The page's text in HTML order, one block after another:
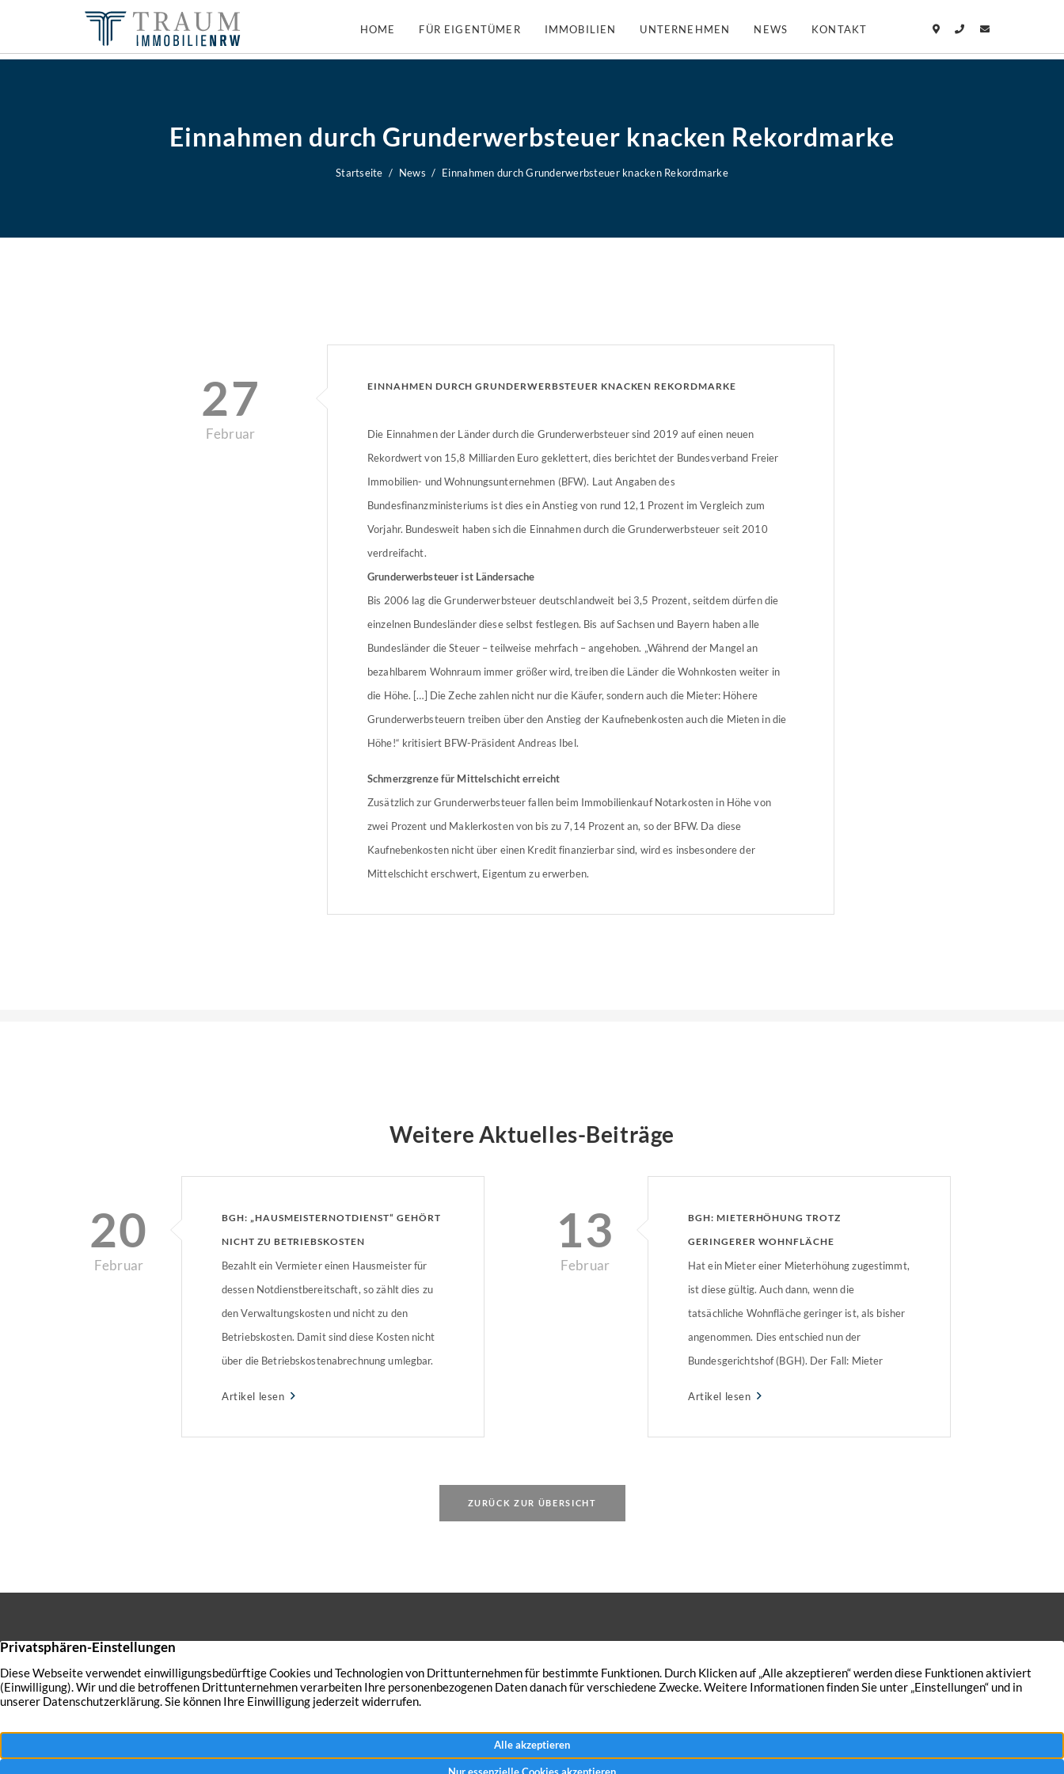
HOME FÜR EIGENTÜMER IMMOBILIEN UNTERNEHMEN NEWS KONTAKT
Einnahmen durch Grunderwerbsteuer knacken Rekordmarke
Startseite News Einnahmen durch Grunderwerbsteuer knacken Rekordmarke
27
Februar
EINNAHMEN DURCH GRUNDERWERBSTEUER KNACKEN REKORDMARKE
Die Einnahmen der Länder durch die Grunderwerbsteuer sind 2019 auf einen neuen
Rekordwert von 15,8 Milliarden Euro geklettert, dies berichtet der Bundesverband Freier
Immobilien- und Wohnungsunternehmen (BFW). Laut Angaben des
Bundesfinanzministeriums ist dies ein Anstieg von rund 12,1 Prozent im Vergleich zum
Vorjahr. Bundesweit haben sich die Einnahmen durch die Grunderwerbsteuer seit 2010
verdreifacht.
Grunderwerbsteuer ist Ländersache
Bis 2006 lag die Grunderwerbsteuer deutschlandweit bei 3,5 Prozent, seitdem dürfen die
einzelnen Bundesländer diese selbst festlegen. Bis auf Sachsen und Bayern haben alle
Bundesländer die Steuer – teilweise mehrfach – angehoben. „Während der Mangel an
bezahlbarem Wohnraum immer größer wird, treiben die Länder die Wohnkosten weiter in
die Höhe. […] Die Zeche zahlen nicht nur die Käufer, sondern auch die Mieter: Höhere
Grunderwerbsteuern treiben über den Anstieg der Kaufnebenkosten auch die Mieten in die
Höhe!“ kritisiert BFW-Präsident Andreas Ibel.
Schmerzgrenze für Mittelschicht erreicht
Zusätzlich zur Grunderwerbsteuer fallen beim Immobilienkauf Notarkosten in Höhe von
zwei Prozent und Maklerkosten von bis zu 7,14 Prozent an, so der BFW. Da diese
Kaufnebenkosten nicht über einen Kredit finanzierbar sind, wird es insbesondere der
Mittelschicht erschwert, Eigentum zu erwerben.
Weitere Aktuelles-Beiträge
20
Februar
BGH: „HAUSMEISTERNOTDIENST“ GEHÖRT
NICHT ZU BETRIEBSKOSTEN
Bezahlt ein Vermieter einen Hausmeister für
dessen Notdienstbereitschaft, so zählt dies zu
den Verwaltungskosten und nicht zu den
Betriebskosten. Damit sind diese Kosten nicht
über die Betriebskostenabrechnung umlegbar.
Artikel lesen
13
Februar
BGH: MIETERHÖHUNG TROTZ
GERINGERER WOHNFLÄCHE
Hat ein Mieter einer Mieterhöhung zugestimmt,
ist diese gültig. Auch dann, wenn die
tatsächliche Wohnfläche geringer ist, als bisher
angenommen. Dies entschied nun der
Bundesgerichtshof (BGH). Der Fall: Mieter
Artikel lesen
ZURÜCK ZUR ÜBERSICHT
Sie haben den Wunsch Ihre Immobilie zu
verkaufen? Traumimmobilien-NRW verkauft
auch Ihre Immobilie in kürzester Zeit – zum
Peterskath 21
+49 2855 9214445
Kontakt
Nutzungsbedingungen
Immobilien
Impressum